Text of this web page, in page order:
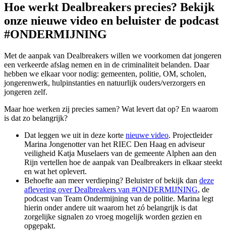
Hoe werkt Dealbreakers precies? Bekijk
onze nieuwe video en beluister de podcast
#ONDERMIJNING
Met de aanpak van Dealbreakers willen we voorkomen dat jongeren
een verkeerde afslag nemen en in de criminaliteit belanden. Daar
hebben we elkaar voor nodig: gemeenten, politie, OM, scholen,
jongerenwerk, hulpinstanties en natuurlijk ouders/verzorgers en
jongeren zelf.
Maar hoe werken zij precies samen? Wat levert dat op? En waarom
is dat zo belangrijk?
Dat leggen we uit in deze korte nieuwe video. Projectleider
Marina Jongenotter van het RIEC Den Haag en adviseur
veiligheid Katja Muselaers van de gemeente Alphen aan den
Rijn vertellen hoe de aanpak van Dealbreakers in elkaar steekt
en wat het oplevert.
Behoefte aan meer verdieping? Beluister of bekijk dan deze
aflevering over Dealbreakers van #ONDERMIJNING, de
podcast van Team Ondermijning van de politie. Marina legt
hierin onder andere uit waarom het zó belangrijk is dat
zorgelijke signalen zo vroeg mogelijk worden gezien en
opgepakt.